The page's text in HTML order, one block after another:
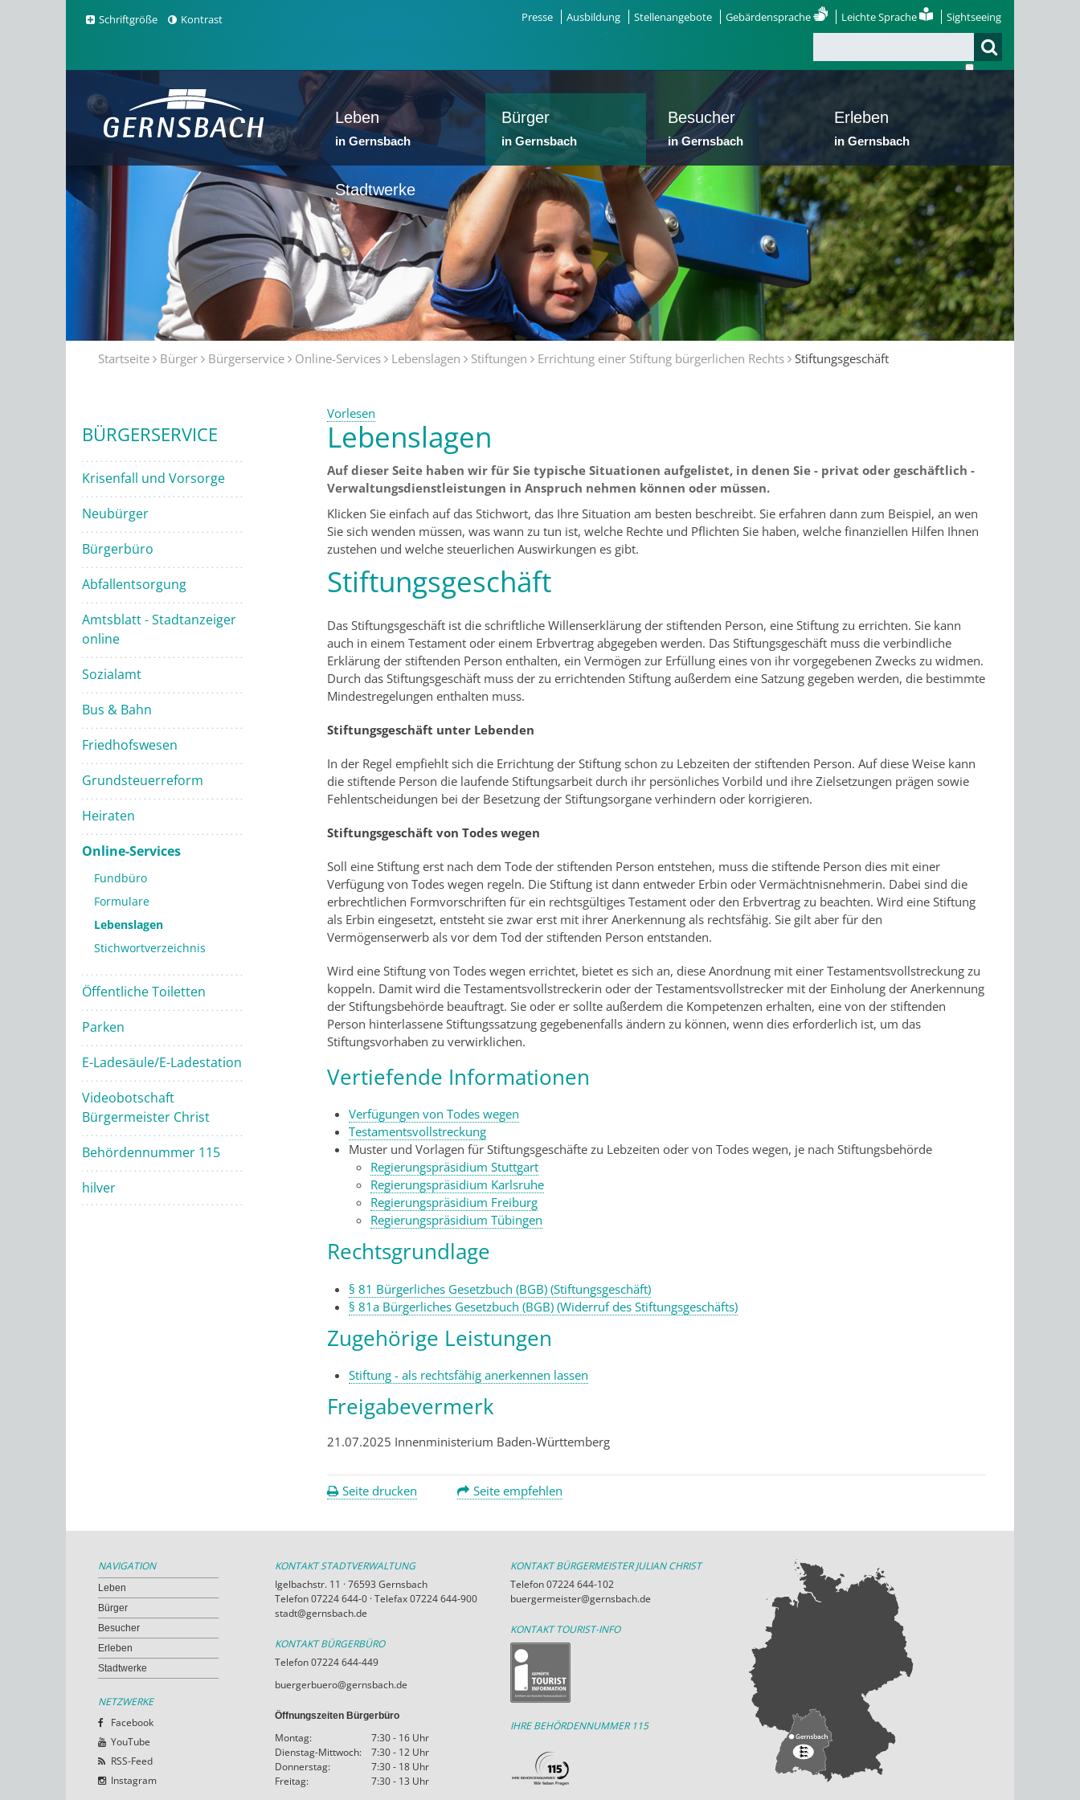
Schriftgröße Kontrast Presse Ausbildung Stellenangebote Gebärdensprache Leichte Sprache Sightseeing
Leben
in Gernsbach
Bürger
in Gernsbach
Besucher
in Gernsbach
Erleben
in Gernsbach
Stadtwerke
Startseite Bürger Bürgerservice Online-Services Lebenslagen Stiftungen Errichtung einer Stiftung bürgerlichen Rechts Stiftungsgeschäft
BÜRGERSERVICE
Krisenfall und Vorsorge
Neubürger
Bürgerbüro
Abfallentsorgung
Amtsblatt - Stadtanzeiger
online
Sozialamt
Bus & Bahn
Friedhofswesen
Grundsteuerreform
Heiraten
Online-Services
Fundbüro
Formulare
Lebenslagen
Stichwortverzeichnis
Öffentliche Toiletten
Parken
E-Ladesäule/E-Ladestation
Videobotschaft
Bürgermeister Christ
Behördennummer 115
hilver
Vorlesen
Lebenslagen
Auf dieser Seite haben wir für Sie typische Situationen aufgelistet, in denen Sie - privat oder geschäftlich -
Verwaltungsdienstleistungen in Anspruch nehmen können oder müssen.
Klicken Sie einfach auf das Stichwort, das Ihre Situation am besten beschreibt. Sie erfahren dann zum Beispiel, an wen
Sie sich wenden müssen, was wann zu tun ist, welche Rechte und Pflichten Sie haben, welche finanziellen Hilfen Ihnen
zustehen und welche steuerlichen Auswirkungen es gibt.
Stiftungsgeschäft
Das Stiftungsgeschäft ist die schriftliche Willenserklärung der stiftenden Person, eine Stiftung zu errichten. Sie kann
auch in einem Testament oder einem Erbvertrag abgegeben werden. Das Stiftungsgeschäft muss die verbindliche
Erklärung der stiftenden Person enthalten, ein Vermögen zur Erfüllung eines von ihr vorgegebenen Zwecks zu widmen.
Durch das Stiftungsgeschäft muss der zu errichtenden Stiftung außerdem eine Satzung gegeben werden, die bestimmte
Mindestregelungen enthalten muss.
Stiftungsgeschäft unter Lebenden
In der Regel empfiehlt sich die Errichtung der Stiftung schon zu Lebzeiten der stiftenden Person. Auf diese Weise kann
die stiftende Person die laufende Stiftungsarbeit durch ihr persönliches Vorbild und ihre Zielsetzungen prägen sowie
Fehlentscheidungen bei der Besetzung der Stiftungsorgane verhindern oder korrigieren.
Stiftungsgeschäft von Todes wegen
Soll eine Stiftung erst nach dem Tode der stiftenden Person entstehen, muss die stiftende Person dies mit einer
Verfügung von Todes wegen regeln. Die Stiftung ist dann entweder Erbin oder Vermächtnisnehmerin. Dabei sind die
erbrechtlichen Formvorschriften für ein rechtsgültiges Testament oder den Erbvertrag zu beachten. Wird eine Stiftung
als Erbin eingesetzt, entsteht sie zwar erst mit ihrer Anerkennung als rechtsfähig. Sie gilt aber für den
Vermögenserwerb als vor dem Tod der stiftenden Person entstanden.
Wird eine Stiftung von Todes wegen errichtet, bietet es sich an, diese Anordnung mit einer Testamentsvollstreckung zu
koppeln. Damit wird die Testamentsvollstreckerin oder der Testamentsvollstrecker mit der Einholung der Anerkennung
der Stiftungsbehörde beauftragt. Sie oder er sollte außerdem die Kompetenzen erhalten, eine von der stiftenden
Person hinterlassene Stiftungssatzung gegebenenfalls ändern zu können, wenn dies erforderlich ist, um das
Stiftungsvorhaben zu verwirklichen.
Vertiefende Informationen
Verfügungen von Todes wegen
Testamentsvollstreckung
Muster und Vorlagen für Stiftungsgeschäfte zu Lebzeiten oder von Todes wegen, je nach Stiftungsbehörde
Regierungspräsidium Stuttgart
Regierungspräsidium Karlsruhe
Regierungspräsidium Freiburg
Regierungspräsidium Tübingen
Rechtsgrundlage
§ 81 Bürgerliches Gesetzbuch (BGB) (Stiftungsgeschäft)
§ 81a Bürgerliches Gesetzbuch (BGB) (Widerruf des Stiftungsgeschäfts)
Zugehörige Leistungen
Stiftung - als rechtsfähig anerkennen lassen
Freigabevermerk
21.07.2025 Innenministerium Baden-Württemberg
Seite drucken Seite empfehlen
NAVIGATION
Leben
Bürger
Besucher
Erleben
Stadtwerke
NETZWERKE
Facebook
YouTube
RSS-Feed
Instagram
KONTAKT STADTVERWALTUNG
Igelbachstr. 11 · 76593 Gernsbach
Telefon 07224 644-0 · Telefax 07224 644-900
stadt@gernsbach.de
KONTAKT BÜRGERBÜRO
Telefon 07224 644-449
buergerbuero@gernsbach.de
Öffnungszeiten Bürgerbüro
Montag:
7:30 - 16 Uhr
Dienstag-Mittwoch:
7:30 - 12 Uhr
Donnerstag:
7:30 - 18 Uhr
Freitag:
7:30 - 13 Uhr
KONTAKT BÜRGERMEISTER JULIAN CHRIST
Telefon 07224 644-102
buergermeister@gernsbach.de
KONTAKT TOURIST-INFO
IHRE BEHÖRDENNUMMER 115